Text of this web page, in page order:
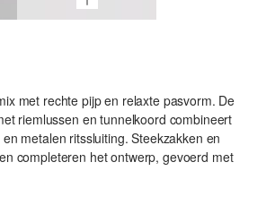
met rechte pijp en relaxte pasvorm. De
riemlussen en tunnelkoord combineert
metalen ritssluiting. Steekzakken en
completeren het ontwerp, gevoerd met